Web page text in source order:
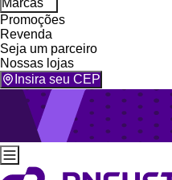
Marcas
Promoções
Revenda
Seja um parceiro
Nossas lojas
Insira seu CEP